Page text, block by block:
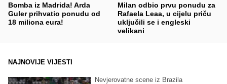
Bomba iz Madrida! Arda
Guler prihvatio ponudu od
18 miliona eura!
Milan odbio prvu ponudu za
Rafaela Leaa, u cijelu priču
uključili se i engleski
velikani
NAJNOVIJE VIJESTI
Nevjerovatne scene iz Brazila